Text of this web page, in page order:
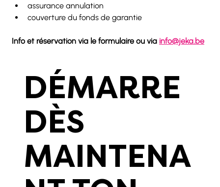
DÉMARRE
DÈS
MAINTENA
assurance annulation
couverture du fonds de garantie
Info et réservation via le formulaire ou via info@jeka.be